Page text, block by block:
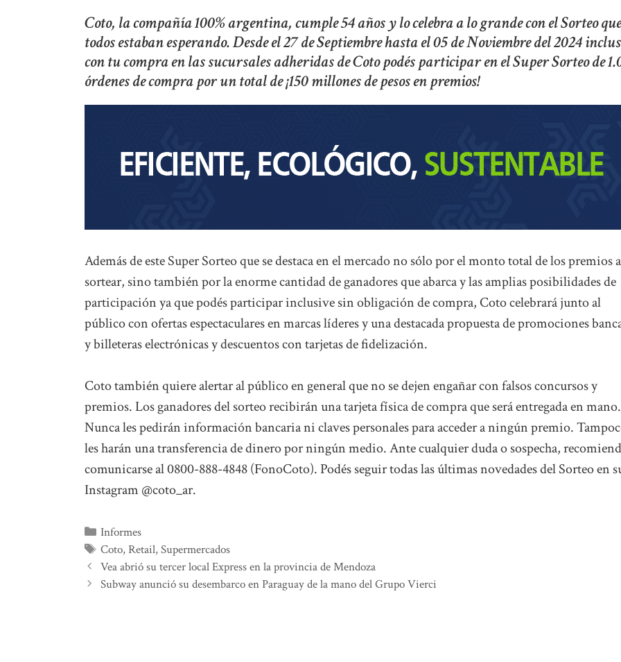
Coto, la compañía 100% argentina, cumple 54 años y lo celebra a lo grande con el Sorteo que
todos estaban esperando. Desde el 27 de Septiembre hasta el 05 de Noviembre del 2024
con tu compra en las sucursales adheridas de Coto podés participar en el Super Sorteo de
órdenes de compra por un total de ¡150 millones de pesos en premios!
Además de este Super Sorteo que se destaca en el mercado no sólo por el monto total de los premios a
sortear, sino también por la enorme cantidad de ganadores que abarca y las amplias posibilidades de
participación ya que podés participar inclusive sin obligación de compra, Coto celebrará junto al
público con ofertas espectaculares en marcas líderes y una destacada propuesta de promociones
y billeteras electrónicas y descuentos con tarjetas de fidelización.
Coto también quiere alertar al público en general que no se dejen engañar con falsos concursos y
premios. Los ganadores del sorteo recibirán una tarjeta física de compra que será entregada en mano.
Nunca les pedirán información bancaria ni claves personales para acceder a ningún premio.
les harán una transferencia de dinero por ningún medio. Ante cualquier duda o sospecha,
comunicarse al 0800-888-4848 (FonoCoto). Podés seguir todas las últimas novedades del Sorteo en
Instagram @coto_ar.
Categorías
Informes
Etiquetas
Coto,Retail,Supermercados
Vea abrió su tercer local Express en la provincia de Mendoza
Subway anunció su desembarco en Paraguay de la mano del Grupo Vierci